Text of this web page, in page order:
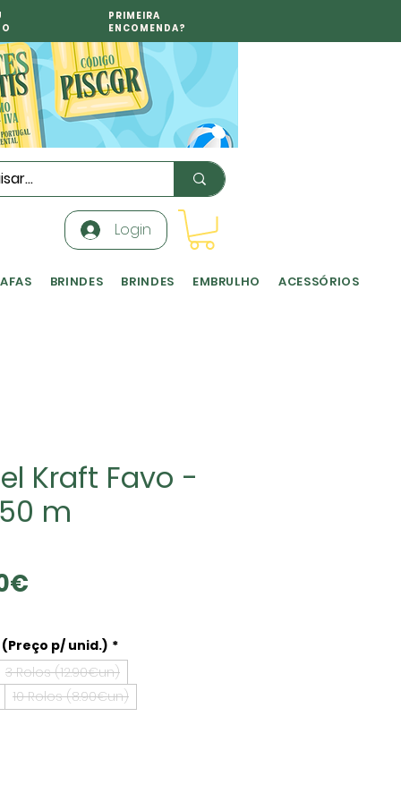
PRIMEIRA
ENCOMENDA?
Login
BRINDES BRINDES EMBRULHO ACESSÓRIOS
Kraft Favo -
m
oferta
p/ unid.) *
3 Rolos (12.90€un)
10 Rolos (8.90€un)